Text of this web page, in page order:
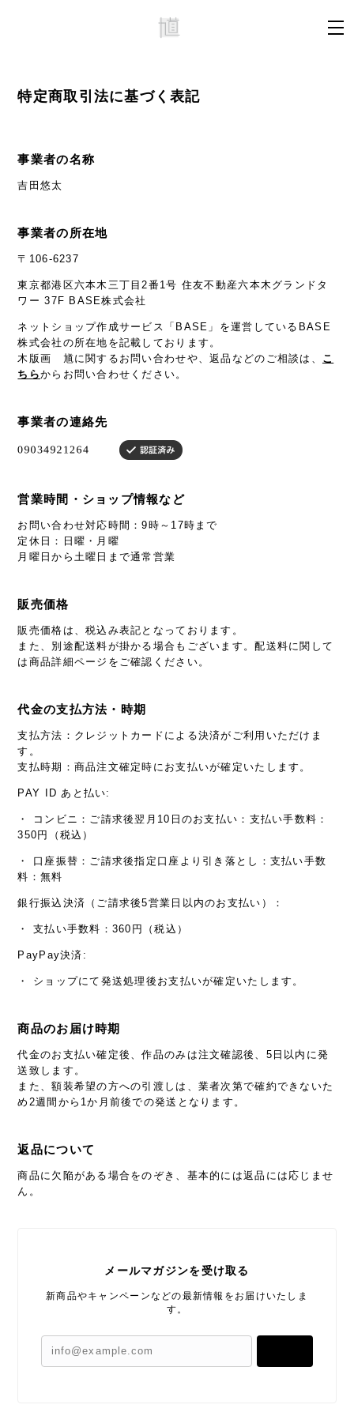
特定商取引法に基づく表記
事業者の名称
吉田悠太
事業者の所在地
〒106-6237
東京都港区六本木三丁目2番1号 住友不動産六本木グランドタ
ワー 37F BASE株式会社
ネットショップ作成サービス「BASE」を運営しているBASE
株式会社の所在地を記載しております。
木版画 馗に関するお問い合わせや、返品などのご相談は、 こ
ちらからお問い合わせください。
事業者の連絡先
営業時間・ショップ情報など
お問い合わせ対応時間：9時～17時まで
定休日：日曜・月曜
月曜日から土曜日まで通常営業
販売価格
販売価格は、税込み表記となっております。
また、別途配送料が掛かる場合もございます。配送料に関して
は商品詳細ページをご確認ください。
代金の支払方法・時期
支払方法：クレジットカードによる決済がご利用いただけま
す。
支払時期：商品注文確定時にお支払いが確定いたします。
PAY ID あと払い:
・ コンビニ：ご請求後翌月10日のお支払い：支払い手数料：
350円（税込）
・ 口座振替：ご請求後指定口座より引き落とし：支払い手数
料：無料
銀行振込決済（ご請求後5営業日以内のお支払い）：
・ 支払い手数料：360円（税込）
PayPay決済:
・ ショップにて発送処理後お支払いが確定いたします。
商品のお届け時期
代金のお支払い確定後、作品のみは注文確認後、5日以内に発
送致します。
また、額装希望の方への引渡しは、業者次第で確約できないた
め2週間から1か月前後での発送となります。
返品について
商品に欠陥がある場合をのぞき、基本的には返品には応じませ
ん。
メールマガジンを受け取る
新商品やキャンペーンなどの最新情報をお届けいたしま
す。